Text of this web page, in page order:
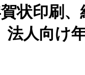
状印刷
法人向け